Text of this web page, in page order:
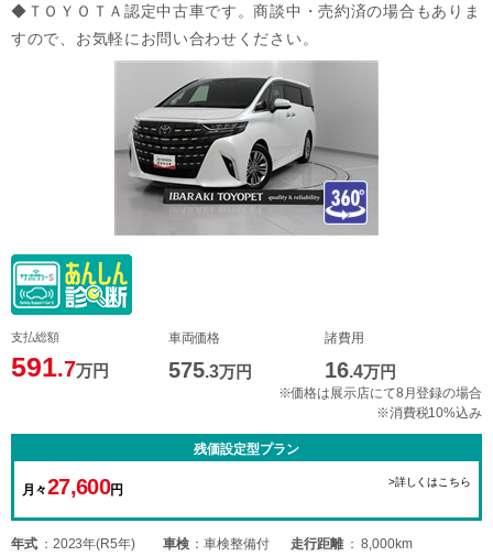
◆ＴＯＹＯＴＡ認定中古車です。商談中・売約済の場合もありま
すので、お気軽にお問い合わせください。
支払総額
591.7万円
車両価格
575.3万円
諸費用
16.4万円
※価格は展示店にて8月登録の場合
※消費税10%込み
残価設定型プラン
月々27,600円
>詳しくはこちら
年式 2023年(R5年) 車検 車検整備付 走行距離
8,000km